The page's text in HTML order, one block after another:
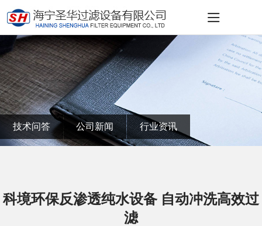
技术问答 公司新闻 行业资讯
科境环保反渗透纯水设备 自动冲洗高效过
滤